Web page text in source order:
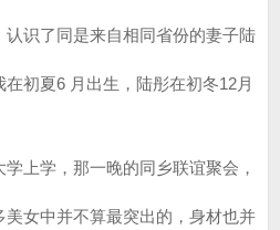
识了同是来自相同省份的妻子陆
初夏6 月出生，陆彤在初冬12月
学，那一晚的同乡联谊聚会，
女中并不算最突出的，身材也并